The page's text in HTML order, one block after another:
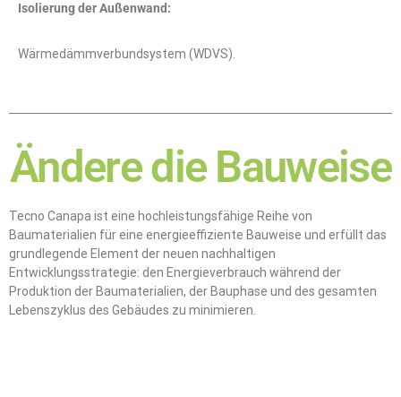
Isolierung der Außenwand:
Wärmedämmverbundsystem (WDVS).
Ändere die Bauweise
Tecno Canapa ist eine hochleistungsfähige Reihe von
Baumaterialien für eine energieeffiziente Bauweise und erfüllt das
grundlegende Element der neuen nachhaltigen
Entwicklungsstrategie: den Energieverbrauch während der
Produktion der Baumaterialien, der Bauphase und des gesamten
Lebenszyklus des Gebäudes zu minimieren.